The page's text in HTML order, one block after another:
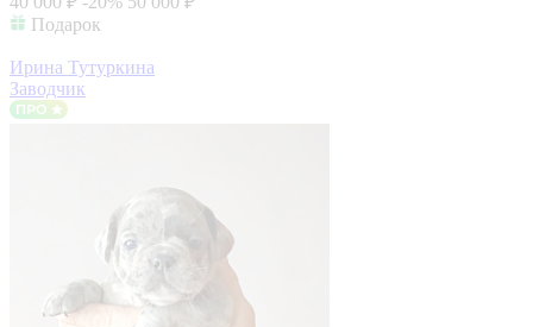
Подарок
Ирина Тутуркина
Заводчик